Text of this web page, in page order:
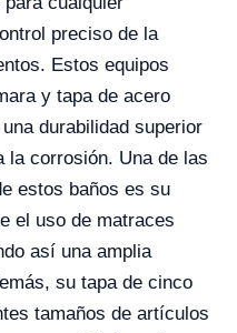
preciso de la
Estos equipos
y tapa de acero
durabilidad superior
la corrosión. Una de las
estos baños es su
el uso de matraces
así una amplia
su tapa de cinco
tamaños de artículos